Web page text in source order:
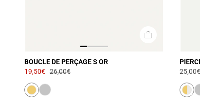
BOUCLE DE PERÇAGE S OR
19,50€ 26,00€ 25,00€